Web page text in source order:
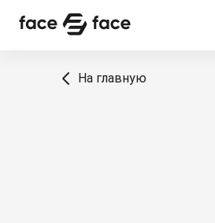
На главную